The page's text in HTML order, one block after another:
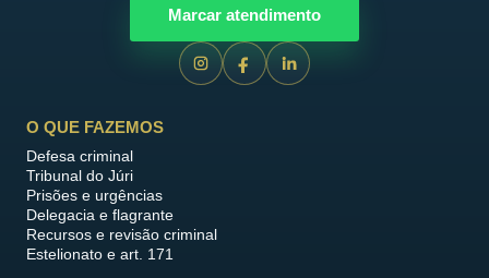
Marcar atendimento
O QUE FAZEMOS
Defesa criminal
Tribunal do Júri
Prisões e urgências
Delegacia e flagrante
Recursos e revisão criminal
Estelionato e art. 171